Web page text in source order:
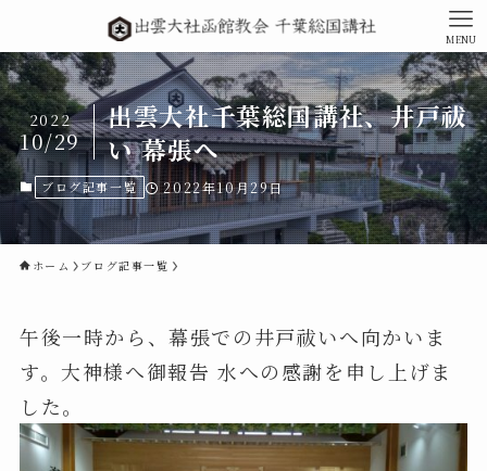
MENU
出雲大社千葉総国講社、井戸祓
い 幕張へ
2022
10/29
ブログ記事一覧 2022年10月29日
ホーム ブログ記事一覧
午後一時から、幕張での井戸祓いへ向かいま
す。大神様へ御報告 水への感謝を申し上げま
した。